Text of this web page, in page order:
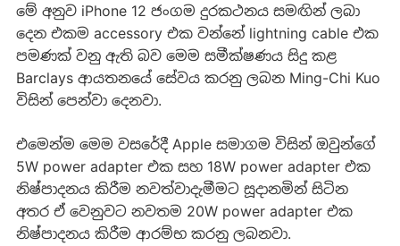
මේ අනුව iPhone 12 ජංගම දුරකථනය සමඟින් ලබා
දෙන එකම accessory එක වන්නේ lightning cable එක
පමණක් වනු ඇති බව මෙම සමීක්ෂණය සිදු කළ
Barclays ආයතනයේ සේවය කරනු ලබන Ming-Chi Kuo
විසින් පෙන්වා දෙනවා.
එමෙන්ම මෙම වසරේදී Apple සමාගම විසින් ඔවුන්ගේ
5W power adapter එක සහ 18W power adapter එක
නිෂ්පාදනය කිරීම නවත්වාදැමීමට සූදානමින් සිටින
අතර ඒ වෙනුවට නවතම 20W power adapter එක
නිෂ්පාදනය කිරීම ආරම්භ කරනු ලබනවා.